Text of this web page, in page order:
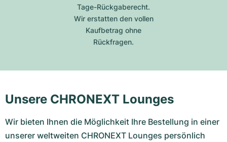
Tage-Rückgaberecht.
Wir erstatten den vollen
Kaufbetrag ohne
Rückfragen.
Unsere CHRONEXT Lounges
Wir bieten Ihnen die Möglichkeit Ihre Bestellung in einer
unserer weltweiten CHRONEXT Lounges persönlich